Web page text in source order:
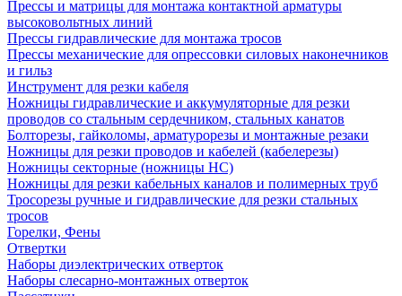
Прессы и матрицы для монтажа контактной арматуры
высоковольтных линий
Прессы гидравлические для монтажа тросов
Прессы механические для опрессовки силовых наконечников
и гильз
Инструмент для резки кабеля
Ножницы гидравлические и аккумуляторные для резки
проводов со стальным сердечником, стальных канатов
Болторезы, гайколомы, арматурорезы и монтажные резаки
Ножницы для резки проводов и кабелей (кабелерезы)
Ножницы секторные (ножницы НС)
Ножницы для резки кабельных каналов и полимерных труб
Тросорезы ручные и гидравлические для резки стальных
тросов
Горелки, Фены
Отвертки
Наборы диэлектрических отверток
Наборы слесарно-монтажных отверток